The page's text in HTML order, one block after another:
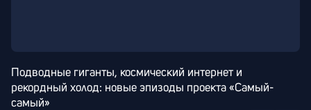
Подводные гиганты, космический интернет и
рекордный холод: новые эпизоды проекта «Самый-
самый»